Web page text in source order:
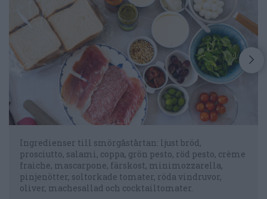
Ingredienser till smörgåstårtan: ljust bröd,
prosciutto, salami, coppa, grön pesto, röd pesto, crème
fraiche, mascarpone, färskost, minimozzarella,
pinjenötter, soltorkade tomater, röda vindruvor,
oliver, machesallad och cocktailtomater.